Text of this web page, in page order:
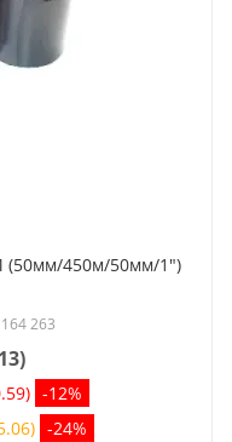
(50мм/450м/50мм/1")
263
)
-12%
-24%